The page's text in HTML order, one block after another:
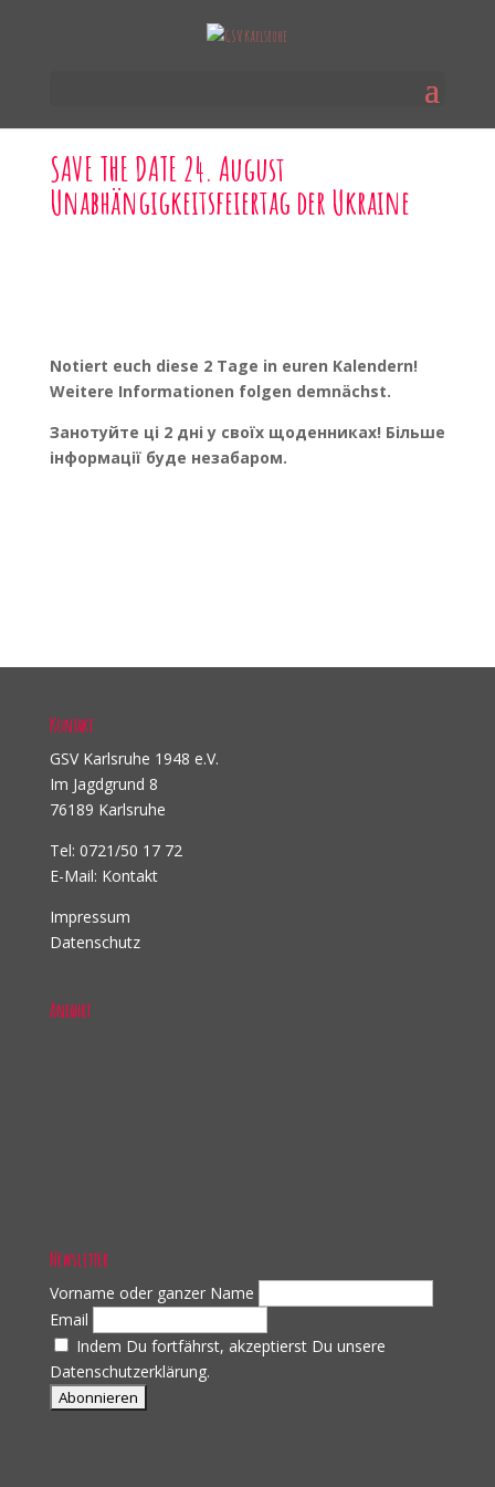
SAVE THE DATE 24. August
Unabhängigkeitsfeiertag der Ukraine
Notiert euch diese 2 Tage in euren Kalendern!
Weitere Informationen folgen demnächst.
Занотуйте ці 2 дні у своїх щоденниках! Більше
інформації буде незабаром.
Kontakt
GSV Karlsruhe 1948 e.V.
Im Jagdgrund 8
76189 Karlsruhe
Tel: 0721/50 17 72
E-Mail: Kontakt
Impressum
Datenschutz
Anfahrt
Newsletter
Vorname oder ganzer Name
Email
Indem Du fortfährst, akzeptierst Du unsere
Datenschutzerklärung.